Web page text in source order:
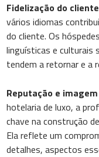
Fidelização do
vários idiomas
do cliente. Os
linguísticas e culturais
tendem a retornar e a
Reputação e
hotelaria de luxo, a
chave na construção
Ela reflete um
detalhes, aspectos